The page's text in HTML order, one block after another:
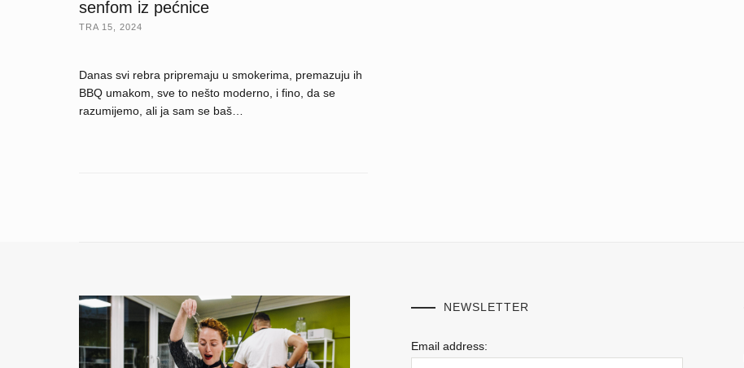
senfom iz pećnice
TRA 15, 2024
Danas svi rebra pripremaju u smokerima, premazuju ih
BBQ umakom, sve to nešto moderno, i fino, da se
razumijemo, ali ja sam se baš…
NEWSLETTER
Email address: